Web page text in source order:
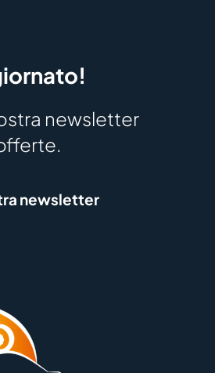
newsletter
newsletter